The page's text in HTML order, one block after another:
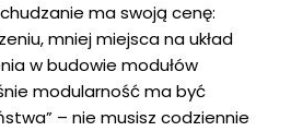
ma swoją cenę:
mniej miejsca na układ
w budowie modułów
modularność ma być
– nie musisz codziennie